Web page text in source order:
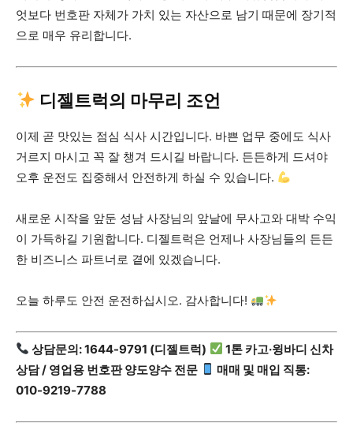
엇보다 번호판 자체가 가치 있는 자산으로 남기 때문에 장기적
으로 매우 유리합니다.
디젤트럭의 마무리 조언
이제 곧 맛있는 점심 식사 시간입니다. 바쁜 업무 중에도 식사
거르지 마시고 꼭 잘 챙겨 드시길 바랍니다. 든든하게 드셔야
오후 운전도 집중해서 안전하게 하실 수 있습니다.
새로운 시작을 앞둔 성남 사장님의 앞날에 무사고와 대박 수익
이 가득하길 기원합니다. 디젤트럭은 언제나 사장님들의 든든
한 비즈니스 파트너로 곁에 있겠습니다.
오늘 하루도 안전 운전하십시오. 감사합니다!
상담문의: 1644-9791 (디젤트럭)
1톤 카고·윙바디 신차
상담 / 영업용 번호판 양도양수 전문
매매 및 매입 직통:
010-9219-7788